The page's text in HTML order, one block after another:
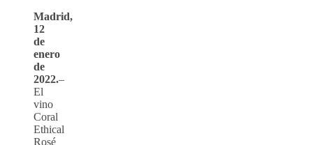
Madrid,
12
de
enero
de
2022.–
El
vino
Coral
Ethical
Rosé